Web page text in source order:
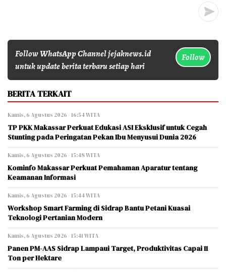
Follow WhatsApp Channel jejaknews.id
untuk update berita terbaru setiap hari
Follow
BERITA TERKAIT
Kamis, 6 Agustus 2026 - 16:54 WITA
TP PKK Makassar Perkuat Edukasi ASI Eksklusif untuk Cegah
Stunting pada Peringatan Pekan Ibu Menyusui Dunia 2026
Kamis, 6 Agustus 2026 - 15:48 WITA
Kominfo Makassar Perkuat Pemahaman Aparatur tentang
Keamanan Informasi
Kamis, 6 Agustus 2026 - 15:44 WITA
Workshop Smart Farming di Sidrap Bantu Petani Kuasai
Teknologi Pertanian Modern
Kamis, 6 Agustus 2026 - 15:41 WITA
Panen PM-AAS Sidrap Lampaui Target, Produktivitas Capai 11
Ton per Hektare